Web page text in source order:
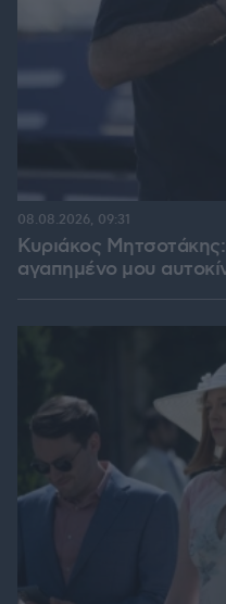
Κυριάκος
αγαπημένο μου
08.08.2026, 09:31